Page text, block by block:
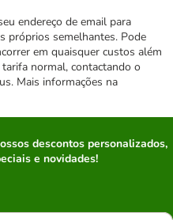
endereço de email para
próprios semelhantes. Pode
em quaisquer custos além
normal, contactando o
Mais informações na
descontos personalizados,
e novidades!